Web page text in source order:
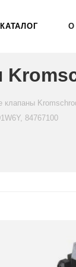
КАТАЛОГ О
клапаны
84767100